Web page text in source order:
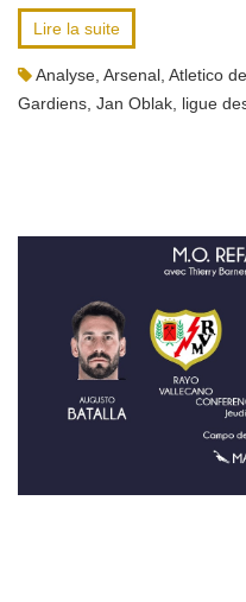
Lire la suite
Analyse Arsenal Atletico
Gardiens Jan Oblak ligue